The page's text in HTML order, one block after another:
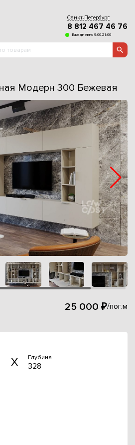
Санкт-Петербург
8 812 467 46 76
Ежедневно 9:00-21:00
Модерн 300 Бежевая
25 000 ₽/пог.м
Глубина
328